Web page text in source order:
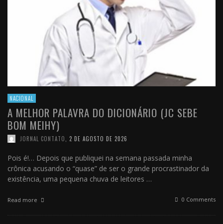
NACIONAL
A MELHOR PALAVRA DO DICIONÁRIO (JC SEBE
BOM MEIHY)
JORNAL CONTATO 2 DE AGOSTO DE 2026
Pois é!… Depois que publiquei na semana passada minha
crônica acusando o “quase” de ser o grande procrastinador da
existência, uma pequena chuva de leitores …
Read more 0 Comments